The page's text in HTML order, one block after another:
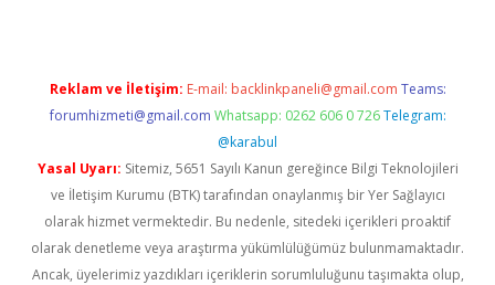
Reklam ve İletişim: E-mail: backlinkpaneli@gmail.com Teams:
forumhizmeti@gmail.com Whatsapp: 0262 606 0 726 Telegram:
@karabul
Yasal Uyarı: Sitemiz, 5651 Sayılı Kanun gereğince Bilgi Teknolojileri
ve İletişim Kurumu (BTK) tarafından onaylanmış bir Yer Sağlayıcı
olarak hizmet vermektedir. Bu nedenle, sitedeki içerikleri proaktif
olarak denetleme veya araştırma yükümlülüğümüz bulunmamaktadır.
Ancak, üyelerimiz yazdıkları içeriklerin sorumluluğunu taşımakta olup,